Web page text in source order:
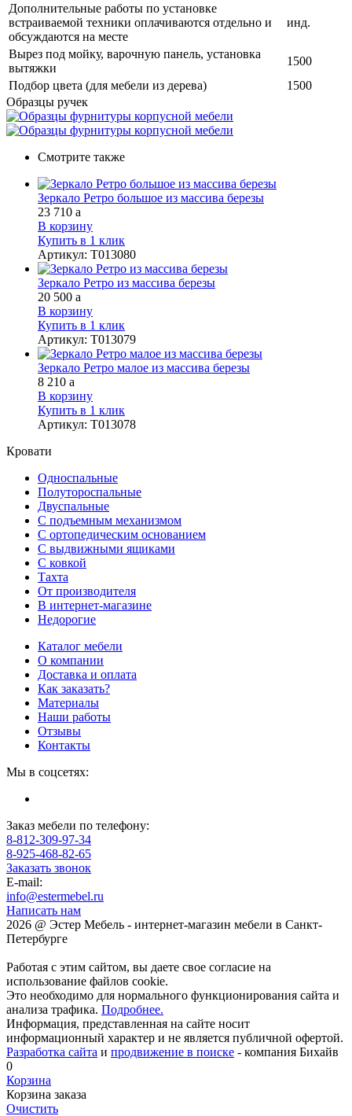
Дополнительные работы по установке
встраиваемой техники оплачиваются отдельно и
обсуждаются на месте
инд.
Вырез под мойку, варочную панель, установка
вытяжки
1500
Подбор цвета (для мебели из дерева)
1500
Образцы ручек
Смотрите также
Зеркало Ретро большое из массива березы
23 710 a
В корзину
Купить в 1 клик
Артикул: Т013080
Зеркало Ретро из массива березы
20 500 a
В корзину
Купить в 1 клик
Артикул: Т013079
Зеркало Ретро малое из массива березы
8 210 a
В корзину
Купить в 1 клик
Артикул: Т013078
Кровати
Односпальные
Полутороспальные
Двуспальные
С подъемным механизмом
С ортопедическим основанием
С выдвижными ящиками
С ковкой
Тахта
От производителя
В интернет-магазине
Недорогие
Каталог мебели
О компании
Доставка и оплата
Как заказать?
Материалы
Наши работы
Отзывы
Контакты
Мы в соцсетях:
Заказ мебели по телефону:
8-812-309-97-34
8-925-468-82-65
Заказать звонок
E-mail:
info@estermebel.ru
Написать нам
2026 @ Эстер Мебель - интернет-магазин мебели в Санкт-
Петербурге
Работая с этим сайтом, вы даете свое согласие на
использование файлов cookie.
Это необходимо для нормального функционирования сайта и
анализа трафика. Подробнее.
Информация, представленная на сайте носит
информационный характер и не является публичной офертой.
Разработка сайта и продвижение в поиске - компания Бихайв
0
Корзина
Корзина заказа
Очистить